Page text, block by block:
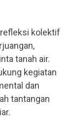
kolektif
tanah air.
kegiatan
dan
tantangan